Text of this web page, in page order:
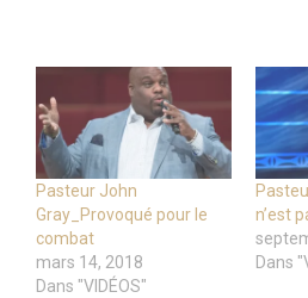
Pasteur John
Gray_Provoqué pour le
combat
mars 14, 2018
Dans "VIDÉOS"
n’est
Dans